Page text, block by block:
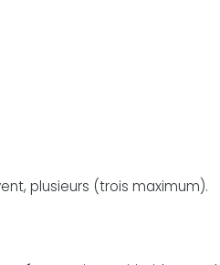
plusieurs (trois maximum).